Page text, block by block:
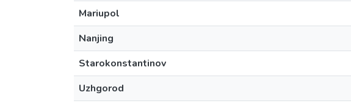
Mariupol
Nanjing
Starokonstantinov
Uzhgorod